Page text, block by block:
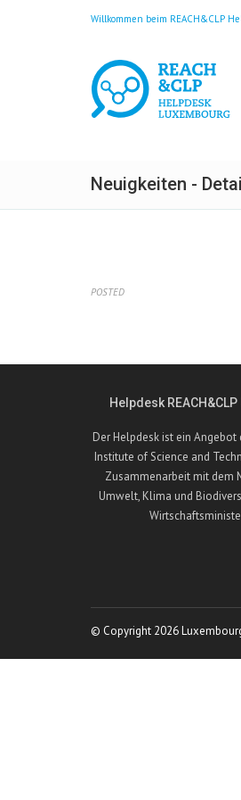
Willkommen beim REACH&CLP
Neuigkeiten -
POSTED
Helpdesk
Der Helpdesk ist ein Angebot
Institute of Science and
Zusammenarbeit mit dem
Umwelt, Klima und
© Copyright 2026